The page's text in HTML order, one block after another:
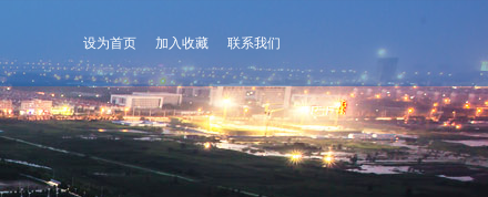
设为首页 加入收藏 联系我们